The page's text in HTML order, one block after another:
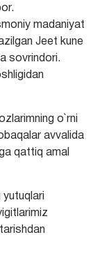
madaniyat
Jeet kune
sovrindori.
o`rni
avvalida
qattiq amal